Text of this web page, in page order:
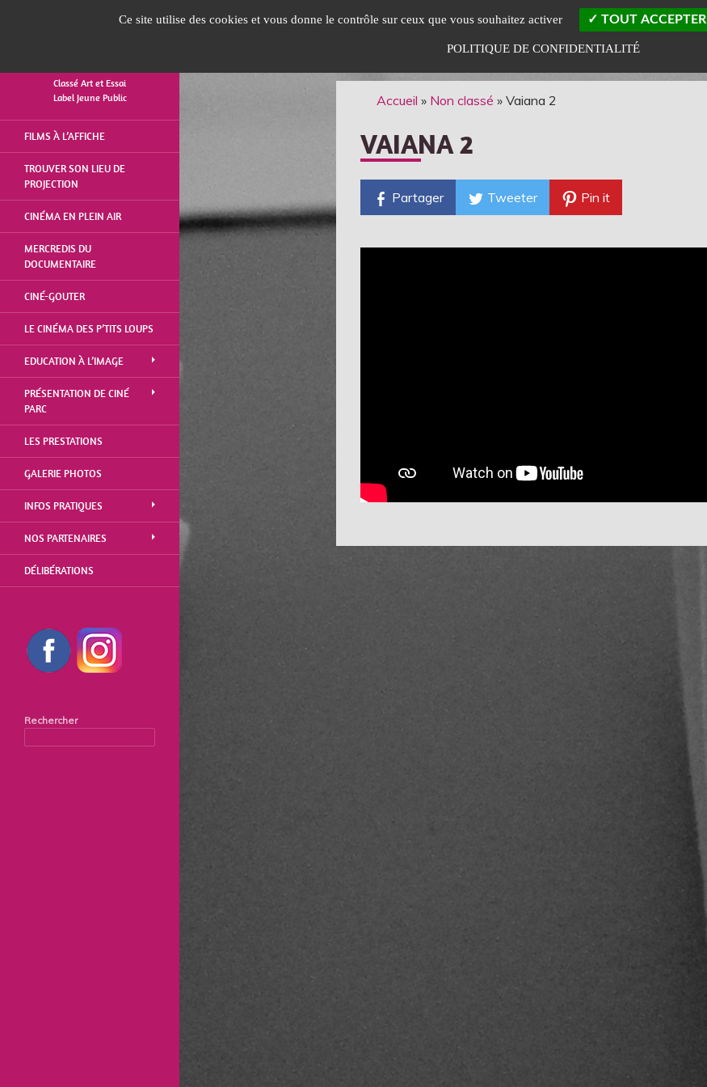
Classé Art et Essai
Label Jeune Public
ALLER
AU
CONTENU
FILMS À L’AFFICHE
TROUVER SON LIEU DE
PROJECTION
CINÉMA EN PLEIN AIR
MERCREDIS DU
DOCUMENTAIRE
CINÉ-GOUTER
LE CINÉMA DES P’TITS LOUPS
EDUCATION À L’IMAGE
PRÉSENTATION DE CINÉ
PARC
LES PRESTATIONS
GALERIE PHOTOS
INFOS PRATIQUES
NOS PARTENAIRES
DÉLIBÉRATIONS
Rechercher
Accueil » Non classé »Vaiana 2
VAIANA 2
Partager Tweeter Pin it
Ce site utilise des cookies et vous donne le contrôle sur ceux que vous souhaitez activer TOUT ACCEPTER
POLITIQUE DE CONFIDENTIALITÉ